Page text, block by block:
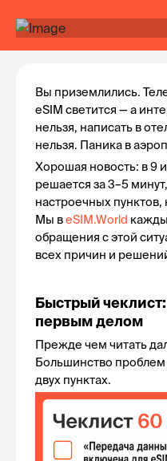
Android
Вы приземлились.
eSIM светится — а
нельзя, написать в
нельзя. Паника в
Хорошая новость: в 9
решается за 3–5
настроечных пунктов,
Мы в eSIM.World
обращения с этой
всех причин и
Быстрый
первым делом
Прежде чем читать
Большинство
двух пунктах.